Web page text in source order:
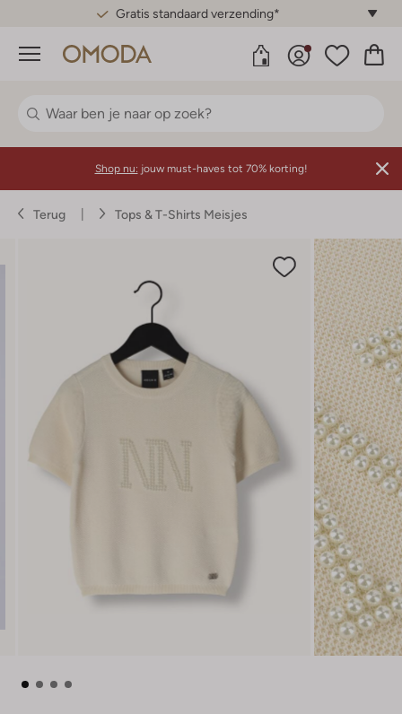
Gratis standaard verzending*
Menu
Shop nu: jouw must-haves tot 70% korting!
Terug Tops & T-Shirts Meisjes